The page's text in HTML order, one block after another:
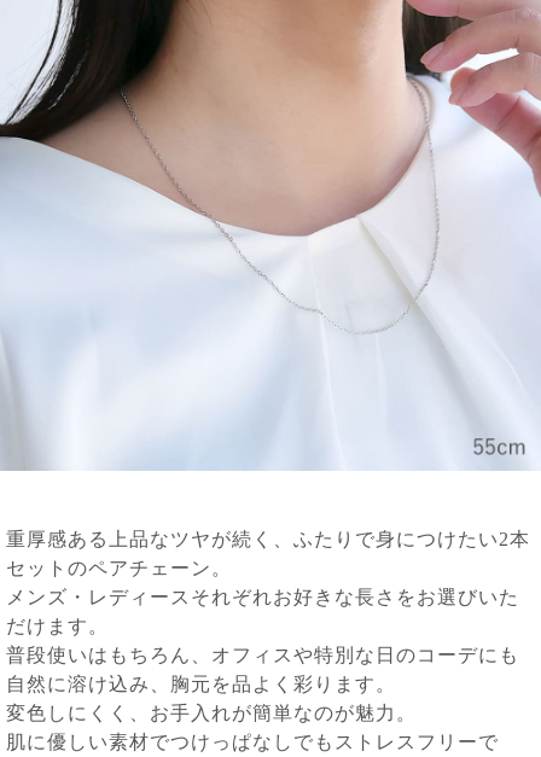
重厚感ある上品なツヤが続く、ふたりで身につけたい2本
セットのペアチェーン。
メンズ・レディースそれぞれお好きな長さをお選びいた
だけます。
普段使いはもちろん、オフィスや特別な日のコーデにも
自然に溶け込み、胸元を品よく彩ります。
変色しにくく、お手入れが簡単なのが魅力。
肌に優しい素材でつけっぱなしでもストレスフリーで